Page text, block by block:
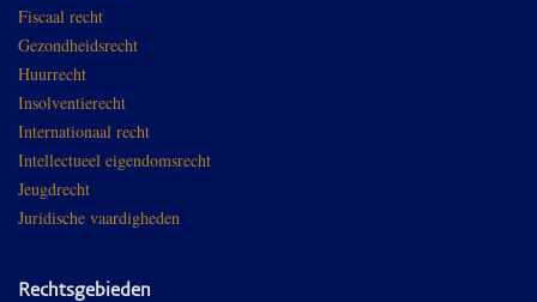
Fiscaal recht
Gezondheidsrecht
Huurrecht
Insolventierecht
Internationaal recht
Intellectueel eigendomsrecht
Jeugdrecht
Juridische vaardigheden
Rechtsgebieden